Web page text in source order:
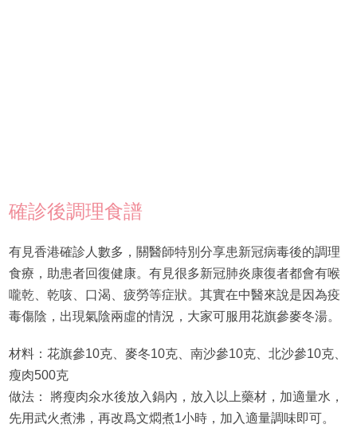
確診後調理食譜
有見香港確診人數多，關醫師特別分享患新冠病毒後的調理
食療，助患者回復健康。有見很多新冠肺炎康復者都會有喉
嚨乾、乾咳、口渴、疲勞等症狀。其實在中醫來說是因為疫
毒傷陰，出現氣陰兩虛的情況，大家可服用花旗參麥冬湯。
材料：花旗參10克、麥冬10克、南沙參10克、北沙參10克、
瘦肉500克
做法： 將瘦肉氽水後放入鍋內，放入以上藥材，加適量水，
先用武火煮沸，再改爲文燜煮1小時，加入適量調味即可。